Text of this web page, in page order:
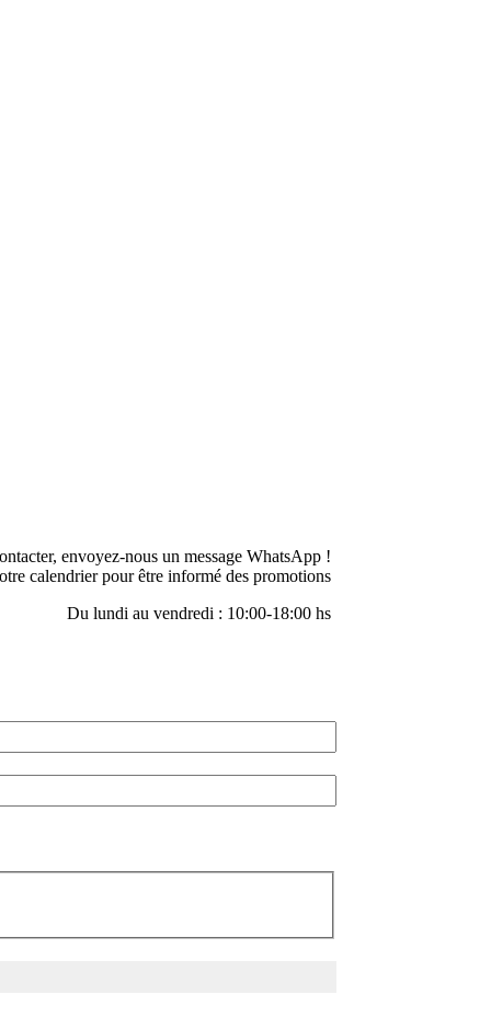
envoyez-nous un message WhatsApp !
calendrier pour être informé des promotions
Du lundi au vendredi : 10:00-18:00 hs